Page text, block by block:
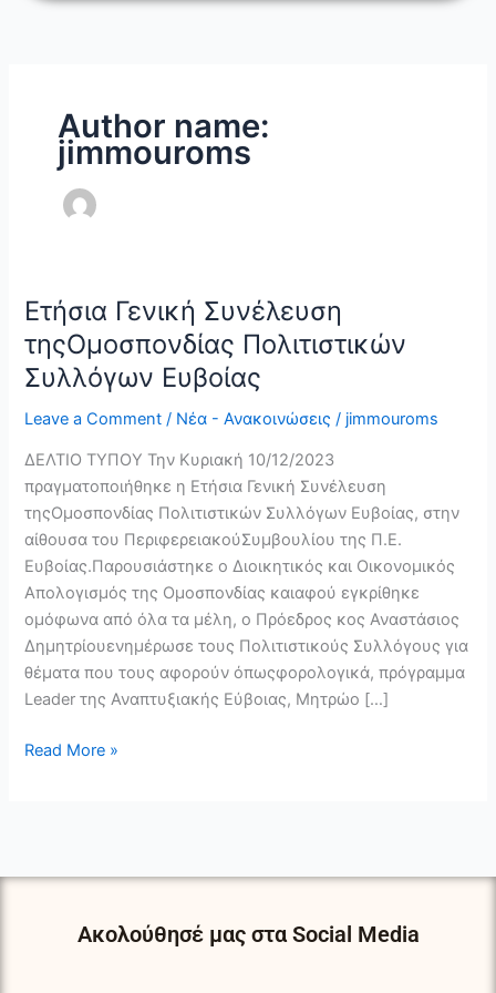
Author name:
jimmouroms
Ετήσια Γενική Συνέλευση
τηςΟμοσπονδίας Πολιτιστικών
Συλλόγων Ευβοίας
Leave a Comment / Νέα - Ανακοινώσεις / jimmouroms
ΔΕΛΤΙΟ ΤΥΠΟΥ Την Κυριακή 10/12/2023
πραγματοποιήθηκε η Ετήσια Γενική Συνέλευση
τηςΟμοσπονδίας Πολιτιστικών Συλλόγων Ευβοίας, στην
αίθουσα του ΠεριφερειακούΣυμβουλίου της Π.Ε.
Ευβοίας.Παρουσιάστηκε ο Διοικητικός και Οικονομικός
Απολογισμός της Ομοσπονδίας καιαφού εγκρίθηκε
ομόφωνα από όλα τα μέλη, ο Πρόεδρος κος Αναστάσιος
Δημητρίουενημέρωσε τους Πολιτιστικούς Συλλόγους για
θέματα που τους αφορούν όπωςφορολογικά, πρόγραμμα
Leader της Αναπτυξιακής Εύβοιας, Μητρώο […]
Ετήσια
Γενική
Συνέλευση
τηςΟμοσπονδίας
Πολιτιστικών
Ευβοίας
Read More »
Ακολούθησέ μας στα Social Media